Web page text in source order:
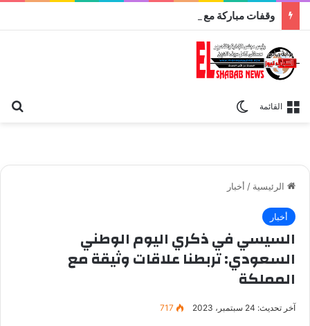
القائمة
الرئيسية / أخبار
أخبار
السيسي في ذكري اليوم الوطني
السعودي: تربطنا علاقات وثيقة مع
المملكة
آخر تحديث: 24 سبتمبر، 2023 717